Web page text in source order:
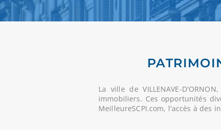
La ville de VILLENAVE-
immobiliers. Ces opportunités
MeilleureSCPI.com, l'accès à des